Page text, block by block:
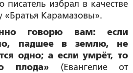
писатель избрал в качестве
«Братья Карамазовы».
говорю вам: если
падшее в землю, не
одно; а если умрёт, то
плода» (Евангелие от